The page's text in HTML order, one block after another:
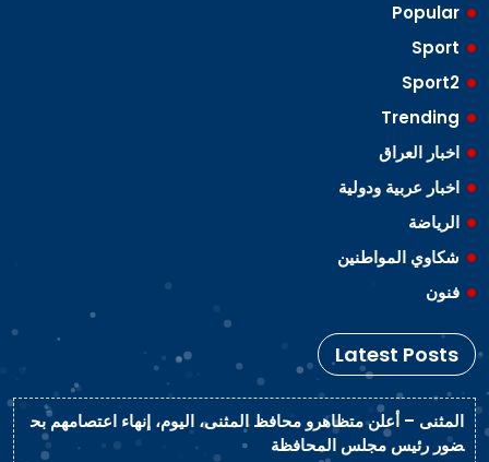
Popular
Sport
Sport2
Trending
اخبار العراق
اخبار عربية ودولية
الرياضة
شكاوي المواطنين
فنون
Latest Posts
المثنى – أعلن متظاهرو محافظ المثنى، اليوم، إنهاء اعتصامهم بح
ضور رئيس مجلس المحافظة